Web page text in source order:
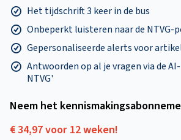
Het tijdschrift 3 keer in de bus
Onbeperkt luisteren naar de NTVG-
Gepersonaliseerde alerts voor
Antwoorden op al je vragen via de
NTVG'
Neem het
€ 34,97 voor 12 weken!